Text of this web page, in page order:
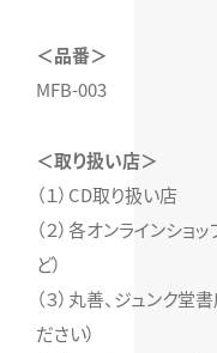
＜品番＞
MFB-003
＜取り扱い店＞
（１）CD取り扱い店
（２）各オンラインショ
ど）
（３）丸善、ジュンク
ださい）